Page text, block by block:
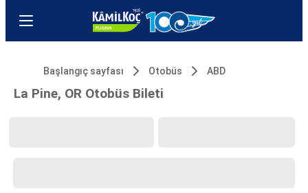
Başlangıç sayfası Otobüs ABD
La Pine, OR Otobüs Bileti